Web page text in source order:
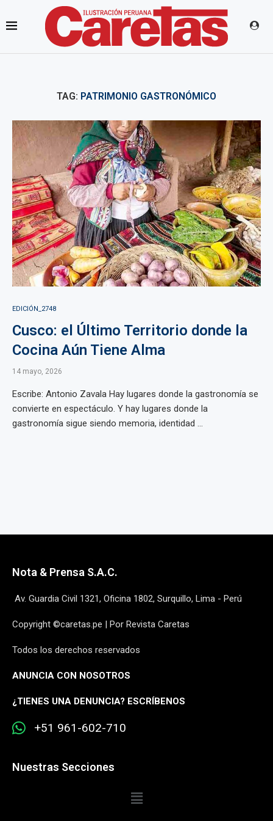
TAG: PATRIMONIO GASTRONÓMICO
EDICIÓN_2748
Cusco: el Último Territorio donde la
Cocina Aún Tiene Alma
14 mayo, 2026
Escribe: Antonio Zavala Hay lugares donde la gastronomía se
convierte en espectáculo. Y hay lugares donde la
gastronomía sigue siendo memoria, identidad ...
Nota & Prensa S.A.C.
Av. Guardia Civil 1321, Oficina 1802, Surquillo, Lima - Perú
Copyright ©caretas.pe | Por Revista Caretas
Todos los derechos reservados
ANUNCIA CON NOSOTROS
¿TIENES UNA DENUNCIA? ESCRÍBENOS
+51 961-602-710
Nuestras Secciones